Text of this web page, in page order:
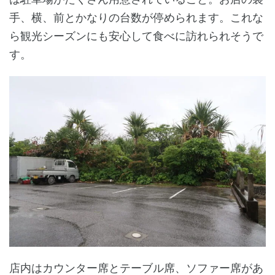
手、横、前とかなりの台数が停められます。これな
ら観光シーズンにも安心して食べに訪れられそうで
す。
店内はカウンター席とテーブル席、ソファー席があ